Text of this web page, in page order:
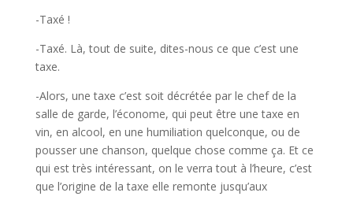
-Taxé !
-Taxé. Là, tout de suite, dites-nous ce que c’est une
taxe.
-Alors, une taxe c’est soit décrétée par le chef de la
salle de garde, l’économe, qui peut être une taxe en
vin, en alcool, en une humiliation quelconque, ou de
pousser une chanson, quelque chose comme ça. Et ce
qui est très intéressant, on le verra tout à l’heure, c’est
que l’origine de la taxe elle remonte jusqu’aux